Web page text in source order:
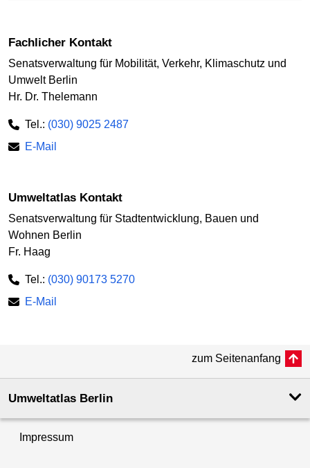
Fachlicher Kontakt
Senatsverwaltung für Mobilität, Verkehr, Klimaschutz und
Umwelt Berlin
Hr. Dr. Thelemann
Tel.: (030) 9025 2487
E-Mail
Umweltatlas Kontakt
Senatsverwaltung für Stadtentwicklung, Bauen und
Wohnen Berlin
Fr. Haag
Tel.: (030) 90173 5270
E-Mail
zum Seitenanfang
Umweltatlas Berlin
Impressum